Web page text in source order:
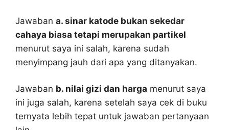
Jawaban a. sinar katode bukan sekedar
cahaya biasa tetapi merupakan partikel
menurut saya ini salah, karena sudah
menyimpang jauh dari apa yang ditanyakan.
Jawaban b. nilai gizi dan harga menurut saya
ini juga salah, karena setelah saya cek di buku
ternyata lebih tepat untuk jawaban pertanyaan